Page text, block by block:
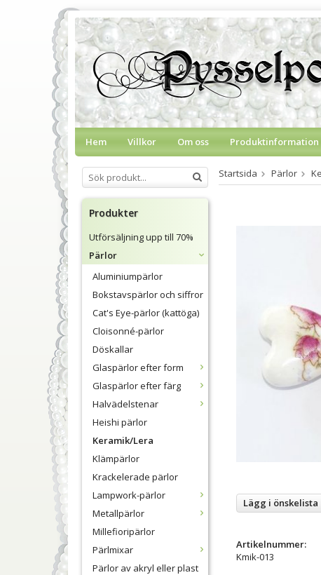
Hem Villkor Om oss Produktinformation
Produkter
Utförsäljning upp till 70%
Pärlor
Aluminiumpärlor
Bokstavspärlor och siffror
Cat's Eye-pärlor (kattöga)
Cloisonné-pärlor
Döskallar
Glaspärlor efter form
Glaspärlor efter färg
Halvädelstenar
Heishi pärlor
Keramik/Lera
Klämpärlor
Krackelerade pärlor
Lampwork-pärlor
Metallpärlor
Millefioripärlor
Pärlmixar
Pärlor av akryl eller plast
Startsida Pärlor
Lägg i önskelista
Artikelnummer:
Kmik-013